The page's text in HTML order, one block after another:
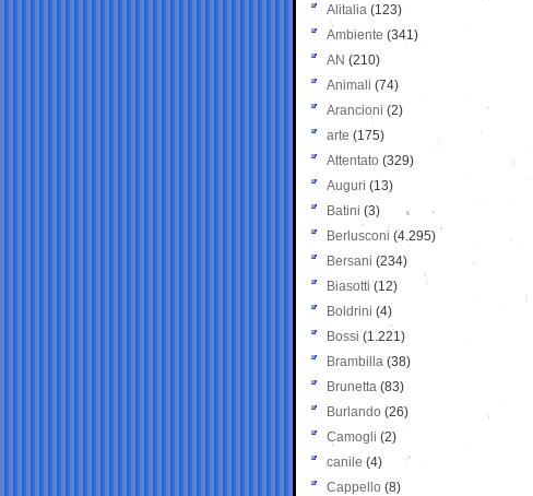
Alitalia (123)
Ambiente (341)
AN (210)
Animali (74)
Arancioni (2)
arte (175)
Attentato (329)
Auguri (13)
Batini (3)
Berlusconi (4.295)
Bersani (234)
Biasotti (12)
Boldrini (4)
Bossi (1.221)
Brambilla (38)
Brunetta (83)
Burlando (26)
Camogli (2)
canile (4)
Cappello (8)